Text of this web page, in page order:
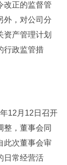
改正的监督管
外，对公司分
资产管理计划
行政监管措
12月12日召开
整，董事会同
此次董事会审
日常经营活